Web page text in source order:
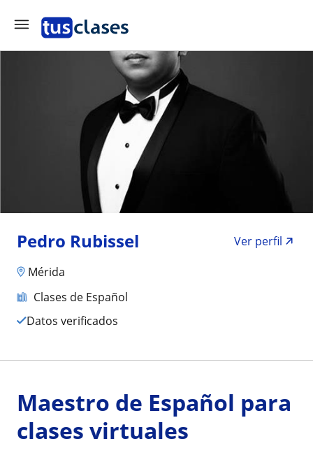
Pedro Rubissel
Ver perfil
Mérida
Clases de Español
Datos verificados
Maestro de Español para
clases virtuales